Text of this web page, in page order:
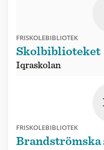
FRISKOLEBIBLIOTEK
Skolbiblioteket
Iqraskolan
FRISKOLEBIBLIOTEK